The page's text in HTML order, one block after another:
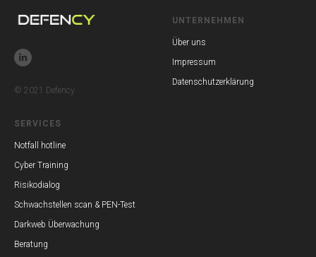
© 2021 Defency
UNTERNEHMEN
Über uns
Impressum
Datenschutzerklärung
SERVICES
Notfall hotline
Cyber Training
Risikodialog
Schwachstellen scan & PEN-Test
Darkweb Überwachung
Beratung